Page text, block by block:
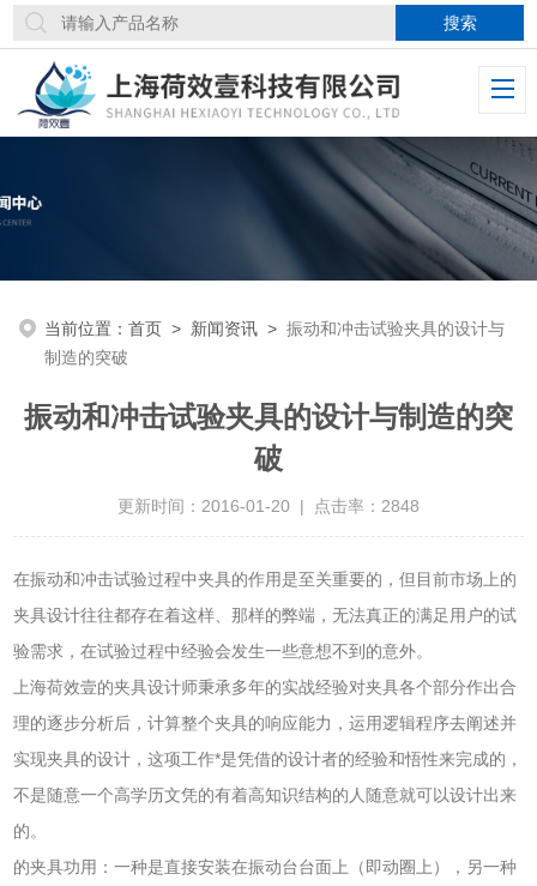
当前位置：首页 > 新闻资讯 >振动和冲击试验夹具的设计与
制造的突破
振动和冲击试验夹具的设计与制造的突
破
更新时间：2016-01-20 | 点击率：2848
在振动和冲击试验过程中夹具的作用是至关重要的，但目前市场上的
夹具设计往往都存在着这样、那样的弊端，无法真正的满足用户的试
验需求，在试验过程中经验会发生一些意想不到的意外。
上海荷效壹的夹具设计师秉承多年的实战经验对夹具各个部分作出合
理的逐步分析后，计算整个夹具的响应能力，运用逻辑程序去阐述并
实现夹具的设计，这项工作*是凭借的设计者的经验和悟性来完成的，
不是随意一个高学历文凭的有着高知识结构的人随意就可以设计出来
的。
的夹具功用：一种是直接安装在振动台台面上（即动圈上），另一种